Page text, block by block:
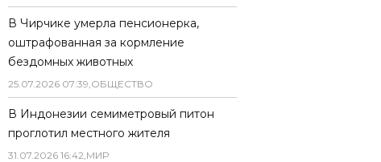
В Чирчике умерла пенсионерка,
оштрафованная за кормление
бездомных животных
25.07.2026 07:39,ОБЩЕСТВО
В Индонезии семиметровый питон
проглотил местного жителя
31.07.2026 16:42,МИР